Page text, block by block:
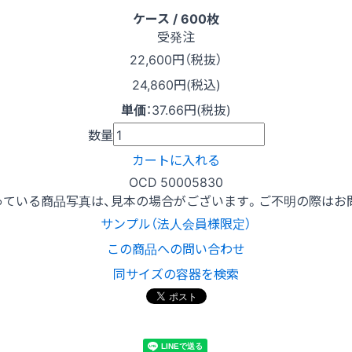
ケース / 600枚
受発注
22,600円（税抜）
24,860円(税込)
単価：37.66円(税抜)
数量
カートに入れる
OCD 50005830
いる商品写真は、見本の場合がございます。ご不明の際はお
サンプル（法人会員様限定）
この商品への問い合わせ
同サイズの容器を検索